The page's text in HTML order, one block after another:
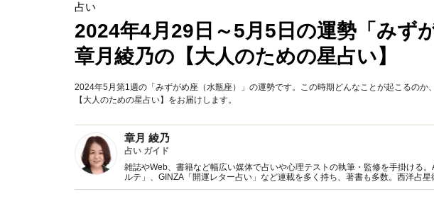
占い
2024年4月29日～5月5日の運勢「みず
章月綾乃の【大人のための星占い】
2024年5月第1週の「みずがめ座（水瓶座）」の運勢です。この時期どんなことが起こるのか
【大人のための星占い】をお届けします。
章月 綾乃
占い ガイド
雑誌やWeb、書籍など幅広い媒体で占いや心理テストの執筆・監修を手掛ける
ルテ」、GINZA「開運レター占い」など連載を多く持ち、著書も多数。西洋占
い、しぐさや言葉グセの研究など守備範囲は広め。